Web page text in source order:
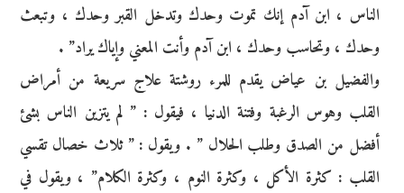
الناس ، ابن آدم إنك تموت وحدك وتدخل القبر وحدك ، وتبعث
وحدك ، وتحاسب وحدك ، ابن آدم وأنت المعني وإياك يراد” .
والفضيل بن عياض يقدم للمرء روشتة علاج سريعة من أمراض
القلب وهوس الرغبة وفتنة الدنيا ، فيقول : ” لم يتزين الناس بشئ
أفضل من الصدق وطلب الحلال ” . ويقول : ” ثلاث خصال تقسي
القلب : كثرة الأكل ، وكثرة النوم ، وكثرة الكلام” ، ويقول في